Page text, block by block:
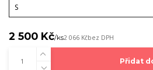
2 500 Kč/ks2 066 Kčbez DPH
Přidat